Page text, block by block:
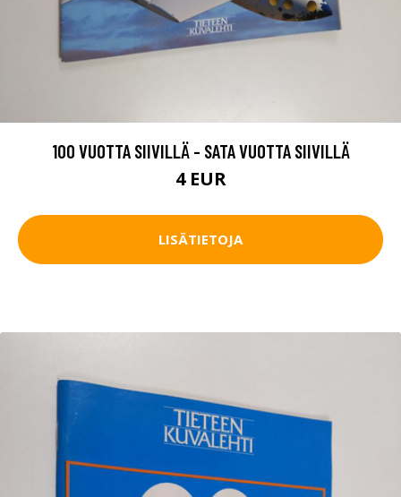
100 VUOTTA SIIVILLÄ - SATA VUOTTA SIIVILLÄ
4 EUR
LISÄTIETOJA